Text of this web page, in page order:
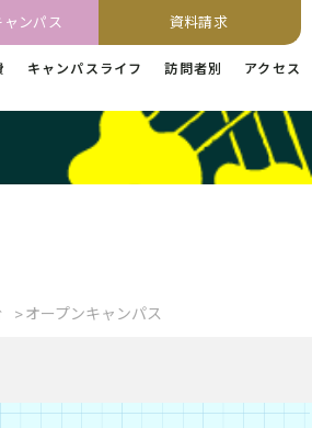
ンパス 資料請求
キャンパスライフ 訪問者別 アクセス
オープンキャンパス